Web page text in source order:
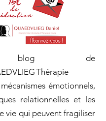
de
Thérapie
émotionnels,
relationnelles et les
vie qui peuvent fragiliser